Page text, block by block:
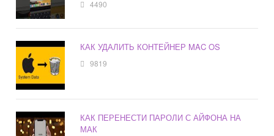
4490
КАК УДАЛИТЬ КОНТЕЙНЕР MAC OS
9819
КАК ПЕРЕНЕСТИ ПАРОЛИ С АЙФОНА НА
МАК